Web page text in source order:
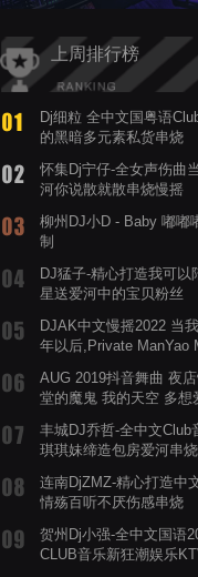
上周排行榜
Dj细粒 全中文国粤语
的黑暗多元素私货串烧
怀集Dj宁仔-全女声伤曲
河你说散就散串烧慢摇
柳州DJ小D - Baby 嘟嘟
制
DJ猛子-精心打造我可以
星送爱河中的宝贝粉丝
DJAK中文慢摇2022 当
年以后,Private ManYao
AUG 2019抖音舞曲 夜
堂的魔鬼 我的天空 多想
丰城DJ乔哲-全中文Club
琪琪妹缔造包房爱河串烧
连南DjZMZ-精心打造中
情殇百听不厌伤感串烧
贺州Dj小强-全中文国语
CLUB音乐新狂潮娱乐